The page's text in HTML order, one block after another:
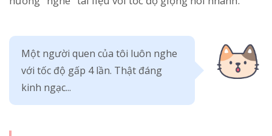
Một người quen của tôi luôn nghe
với tốc độ gấp 4 lần. Thật đáng
kinh ngạc...